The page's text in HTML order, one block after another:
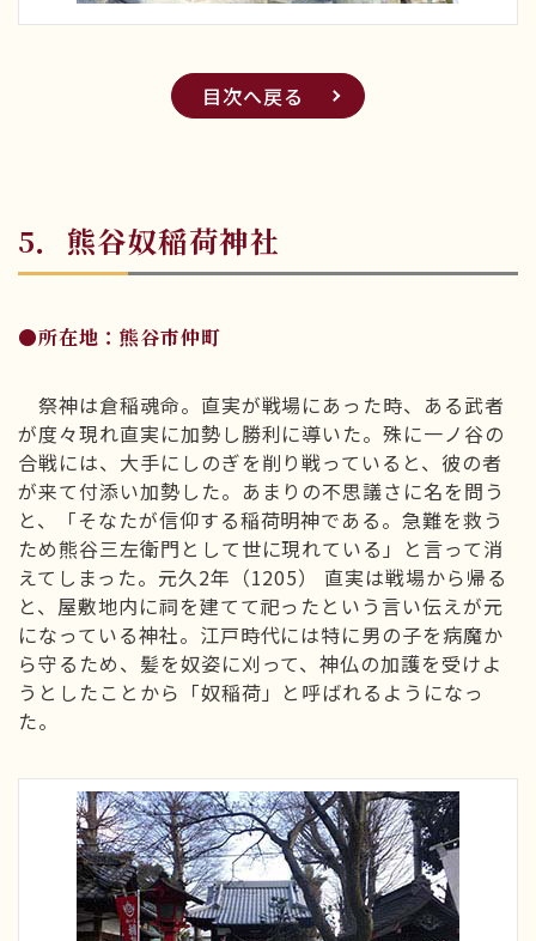
目次へ戻る
5．熊谷奴稲荷神社
●所在地：熊谷市仲町
祭神は倉稲魂命。直実が戦場にあった時、ある武者
が度々現れ直実に加勢し勝利に導いた。殊に一ノ谷の
合戦には、大手にしのぎを削り戦っていると、彼の者
が来て付添い加勢した。あまりの不思議さに名を問う
と、「そなたが信仰する稲荷明神である。急難を救う
ため熊谷三左衛門として世に現れている」と言って消
えてしまった。元久2年（1205） 直実は戦場から帰る
と、屋敷地内に祠を建てて祀ったという言い伝えが元
になっている神社。江戸時代には特に男の子を病魔か
ら守るため、髪を奴姿に刈って、神仏の加護を受けよ
うとしたことから「奴稲荷」と呼ばれるようになっ
た。